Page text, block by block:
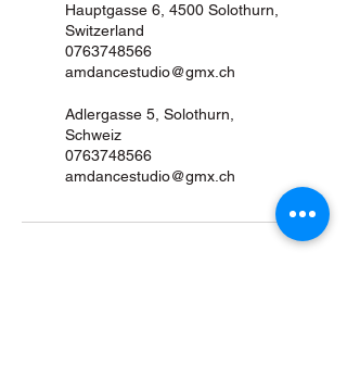
Hauptgasse 6, 4500 Solothurn,
Switzerland
0763748566
amdancestudio@gmx.ch
Adlergasse 5, Solothurn,
Schweiz
0763748566
amdancestudio@gmx.ch